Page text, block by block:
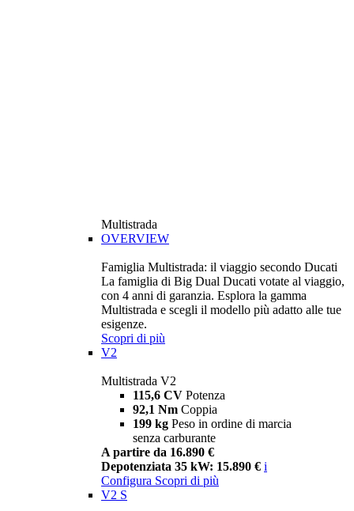
Multistrada
OVERVIEW
Famiglia Multistrada: il viaggio secondo Ducati
La famiglia di Big Dual Ducati votate al viaggio,
con 4 anni di garanzia. Esplora la gamma
Multistrada e scegli il modello più adatto alle tue
esigenze.
Scopri di più
V2
Multistrada V2
115,6 CV Potenza
92,1 Nm Coppia
199 kg Peso in ordine di marcia
senza carburante
A partire da 16.890 €
Depotenziata 35 kW: 15.890 € i
Configura Scopri di più
V2 S